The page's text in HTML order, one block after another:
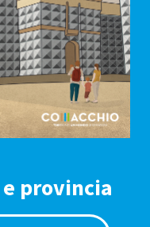
provincia